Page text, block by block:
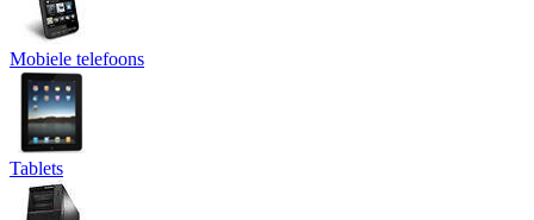
Mobiele telefoons
Tablets